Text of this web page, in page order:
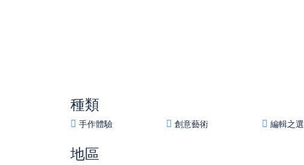
種類
手作體驗 創意藝術 編輯之選
地區